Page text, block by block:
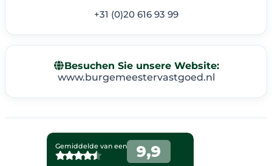
+31 (0)20 616 93 99
Besuchen Sie unsere Website:
www.burgemeestervastgoed.nl